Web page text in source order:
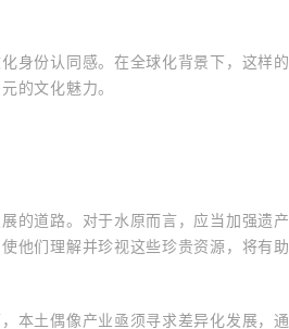
身份认同感。在全球化背景下，这样的
的文化魅力。
的道路。对于水原而言，应当加强遗产
他们理解并珍视这些珍贵资源，将有助
本土偶像产业亟须寻求差异化发展，通